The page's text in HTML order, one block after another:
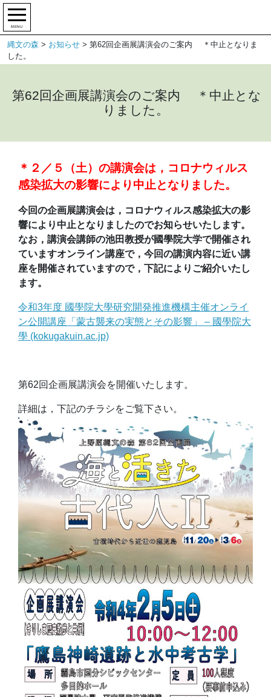
MENU
縄文の森 > お知らせ > 第62回企画展講演会のご案内 ＊中止となりま
した。
第62回企画展講演会のご案内 ＊中止とな
りました。
＊２／５（土）の講演会は，コロナウィルス
感染拡大の影響により中止となりました。
今回の企画展講演会は，コロナウィルス感染拡大の影
響により中止となりましたのでお知らせいたします。
なお，講演会講師の池田教授が國學院大学で開催され
ていますオンライン講座で，今回の講演内容に近い講
座を開催されていますので，下記によりご紹介いたし
ます。
令和3年度 國學院大學研究開発推進機構主催オンライ
ン公開講座「蒙古襲来の実態とその影響」 – 國學院大
學 (kokugakuin.ac.jp)
第62回企画展講演会を開催いたします。
詳細は，下記のチラシをご覧下さい。